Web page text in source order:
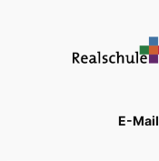
E-Mail